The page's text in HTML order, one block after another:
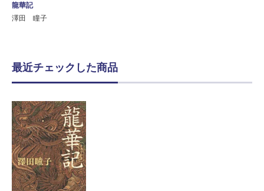
龍華記
澤田 瞳子
最近チェックした商品